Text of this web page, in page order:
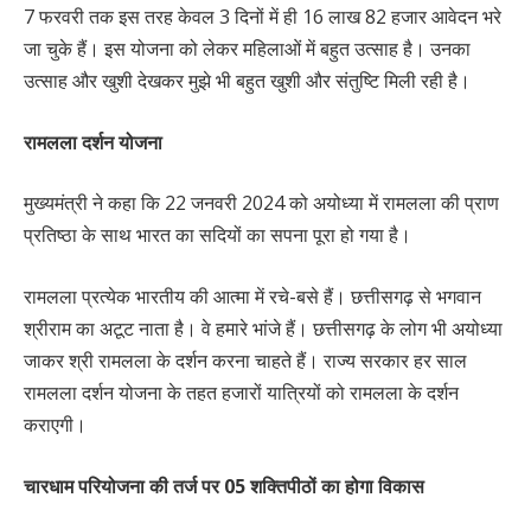
7 फरवरी तक इस तरह केवल 3 दिनों में ही 16 लाख 82 हजार आवेदन भरे
जा चुके हैं। इस योजना को लेकर महिलाओं में बहुत उत्साह है। उनका
उत्साह और खुशी देखकर मुझे भी बहुत खुशी और संतुष्टि मिली रही है।
रामलला दर्शन योजना
मुख्यमंत्री ने कहा कि 22 जनवरी 2024 को अयोध्या में रामलला की प्राण
प्रतिष्ठा के साथ भारत का सदियों का सपना पूरा हो गया है।
रामलला प्रत्येक भारतीय की आत्मा में रचे-बसे हैं। छत्तीसगढ़ से भगवान
श्रीराम का अटूट नाता है। वे हमारे भांजे हैं। छत्तीसगढ़ के लोग भी अयोध्या
जाकर श्री रामलला के दर्शन करना चाहते हैं। राज्य सरकार हर साल
रामलला दर्शन योजना के तहत हजारों यात्रियों को रामलला के दर्शन
कराएगी।
चारधाम परियोजना की तर्ज पर 05 शक्तिपीठों का होगा विकास